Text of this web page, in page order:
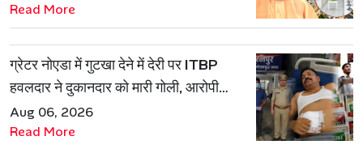
Read More
ग्रेटर नोएडा में गुटखा देने में देरी पर ITBP
हवलदार ने दुकानदार को मारी गोली, आरोपी
गिरफ्तार
Aug 06, 2026
Read More